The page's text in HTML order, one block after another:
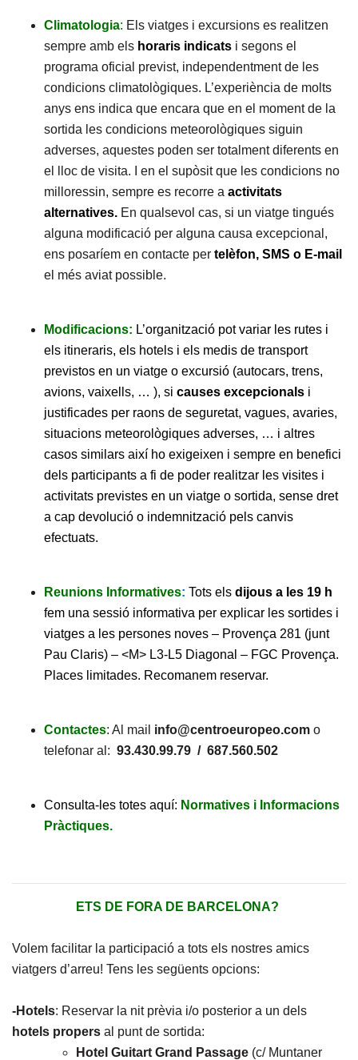
Climatologia: Els viatges i excursions es realitzen
sempre amb els horaris indicats i segons el
programa oficial previst, independentment de les
condicions climatològiques. L’experiència de molts
anys ens indica que encara que en el moment de la
sortida les condicions meteorològiques siguin
adverses, aquestes poden ser totalment diferents en
el lloc de visita. I en el supòsit que les condicions no
milloressin, sempre es recorre a activitats
alternatives. En qualsevol cas, si un viatge tingués
alguna modificació per alguna causa excepcional,
ens posaríem en contacte per telèfon, SMS o E-mail
el més aviat possible.
Modificacions: L’organització pot variar les rutes i
els itineraris, els hotels i els medis de transport
previstos en un viatge o excursió (autocars, trens,
avions, vaixells, … ), si causes excepcionals i
justificades per raons de seguretat, vagues, avaries,
situacions meteorològiques adverses, … i altres
casos similars així ho exigeixen i sempre en benefici
dels participants a fi de poder realitzar les visites i
activitats previstes en un viatge o sortida, sense dret
a cap devolució o indemnització pels canvis
efectuats.
Reunions Informatives: Tots els dijous a les 19 h
fem una sessió informativa per explicar les sortides i
viatges a les persones noves – Provença 281 (junt
Pau Claris) – <M> L3-L5 Diagonal – FGC Provença.
Places limitades. Recomanem reservar.
Contactes: Al mail info@centroeuropeo.com o
telefonar al: 93.430.99.79 / 687.560.502
Consulta-les totes aquí: Normatives i Informacions
Pràctiques.
ETS DE FORA DE BARCELONA?
Volem facilitar la participació a tots els nostres amics
viatgers d’arreu! Tens les següents opcions:
-Hotels: Reservar la nit prèvia i/o posterior a un dels
hotels propers al punt de sortida:
Hotel Guitart Grand Passage (c/ Muntaner